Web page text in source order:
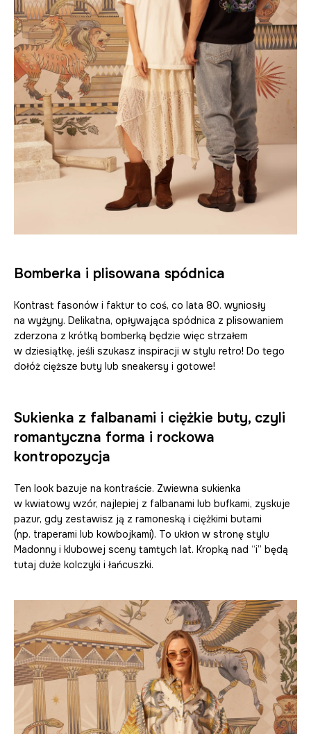
Bomberka i plisowana spódnica
Kontrast fasonów i faktur to coś, co lata 80. wyniosły
na wyżyny. Delikatna, opływająca spódnica z plisowaniem
zderzona z krótką bomberką będzie więc strzałem
w dziesiątkę, jeśli szukasz inspiracji w stylu retro! Do tego
dołóż cięższe buty lub sneakersy i gotowe!
Sukienka z falbanami i ciężkie buty, czyli
romantyczna forma i rockowa
kontropozycja
Ten look bazuje na kontraście. Zwiewna sukienka
w kwiatowy wzór, najlepiej z falbanami lub bufkami, zyskuje
pazur, gdy zestawisz ją z ramoneską i ciężkimi butami
(np. traperami lub kowbojkami). To ukłon w stronę stylu
Madonny i klubowej sceny tamtych lat. Kropką nad “i” będą
tutaj duże kolczyki i łańcuszki.